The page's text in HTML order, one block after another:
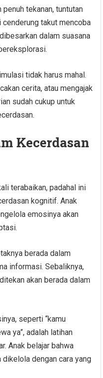
tekanan, tuntutan
takut mencoba
dalam suasana
tidak harus mahal.
cerita, atau mengajak
sudah cukup untuk
Kecerdasan
terabaikan, padahal ini
kognitif. Anak
emosinya akan
berada dalam
informasi. Sebaliknya,
akan berada dalam
seperti “kamu
ya”, adalah latihan
Anak belajar bahwa
dengan cara yang